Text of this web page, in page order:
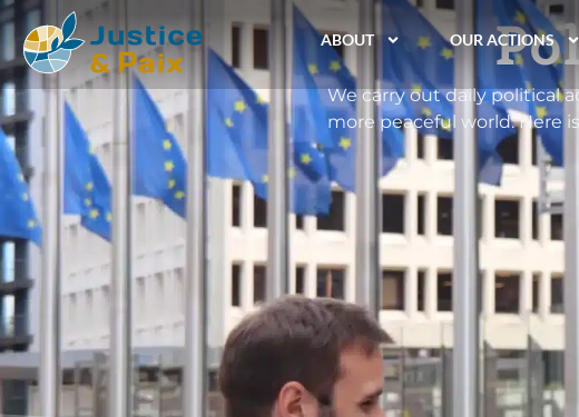
ABOUT OUR ACTIONS
We carry out daily political
more peaceful world. Here is